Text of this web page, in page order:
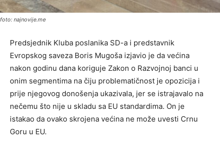
foto: najnovije.me
Predsjednik Kluba poslanika SD-a i predstavnik
Evropskog saveza Boris Mugoša izjavio je da većina
nakon godinu dana koriguje Zakon o Razvojnoj banci u
onim segmentima na čiju problematičnost je opozicija i
prije njegovog donošenja ukazivala, jer se istrajavalo na
nečemu što nije u skladu sa EU standardima. On je
istakao da ovako skrojena većina ne može uvesti Crnu
Goru u EU.